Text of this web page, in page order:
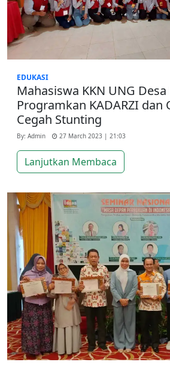
EDUKASI
Mahasiswa KKN UNG
Programkan KADARZI dan
Cegah Stunting
By: Admin 27 March 2023 | 21:03
Lanjutkan Membaca